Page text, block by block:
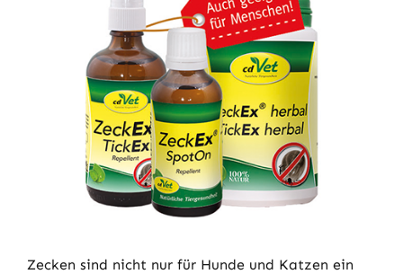
Zecken sind nicht nur für Hunde und Katzen ein